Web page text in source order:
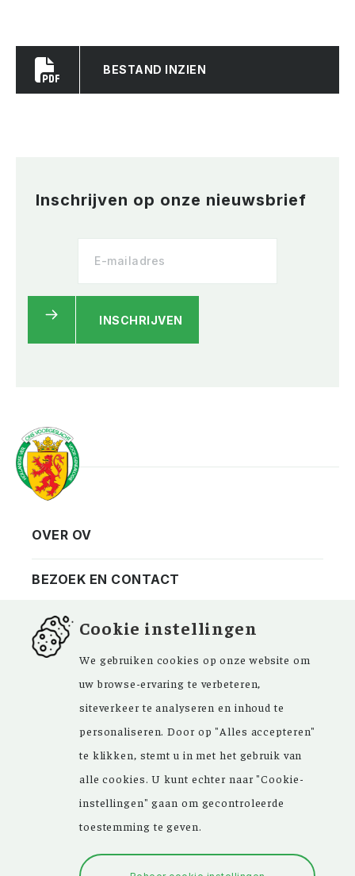
BESTAND INZIEN
Inschrijven op onze nieuwsbrief
INSCHRIJVEN
Vereniging
Privacy
ANBI
Contact
Bezoekadres
Vraag en antwoord
OVER OV
BEZOEK EN CONTACT
NIEUWSBRIEF
FACEBOOK
Kom ‘Ons Voorgeslacht’ versterken. Sinds de
oprichting in 1946 zijn de inspirerende
artikelen in ons maandblad en meer dan
15.000 bestanden in onze databank een
Cookie instellingen
We gebruiken cookies op onze website om
uw browse-ervaring te verbeteren,
siteverkeer te analyseren en inhoud te
personaliseren. Door op "Alles accepteren"
te klikken, stemt u in met het gebruik van
alle cookies. U kunt echter naar "Cookie-
instellingen" gaan om gecontroleerde
toestemming te geven.